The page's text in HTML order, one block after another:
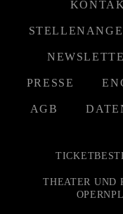
PRESSE
AGB
THEATER UND